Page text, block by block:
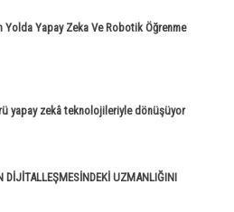
Yolda Yapay Zeka Ve Robotik Öğrenme
yapay zekâ teknolojileriyle dönüşüyor
DİJİTALLEŞMESİNDEKİ UZMANLIĞINI